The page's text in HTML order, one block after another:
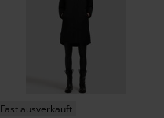
Fast ausverkauft